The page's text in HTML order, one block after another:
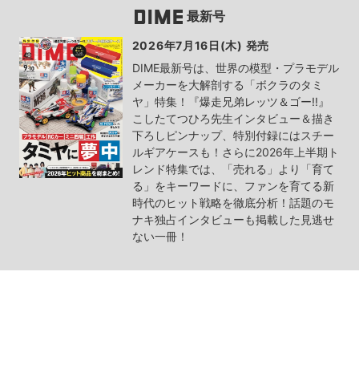
最新号
2026年7月16日(木) 発売
DIME最新号は、世界の模型・プラモデル
メーカーを大解剖する「ボクラのタミ
ヤ」特集！『爆走兄弟レッツ＆ゴー!!』
こしたてつひろ先生インタビュー＆描き
下ろしピンナップ、特別付録にはスチー
ルギアケースも！さらに2026年上半期ト
レンド特集では、「売れる」より「育て
る」をキーワードに、ファンを育てる新
時代のヒット戦略を徹底分析！話題のモ
ナキ独占インタビューも掲載した見逃せ
ない一冊！